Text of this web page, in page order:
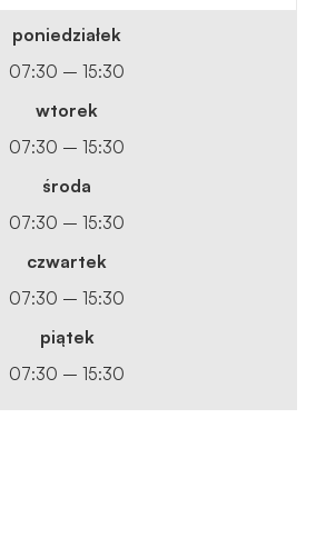
poniedziałek
07:30 – 15:30
wtorek
07:30 – 15:30
środa
07:30 – 15:30
czwartek
07:30 – 15:30
piątek
07:30 – 15:30